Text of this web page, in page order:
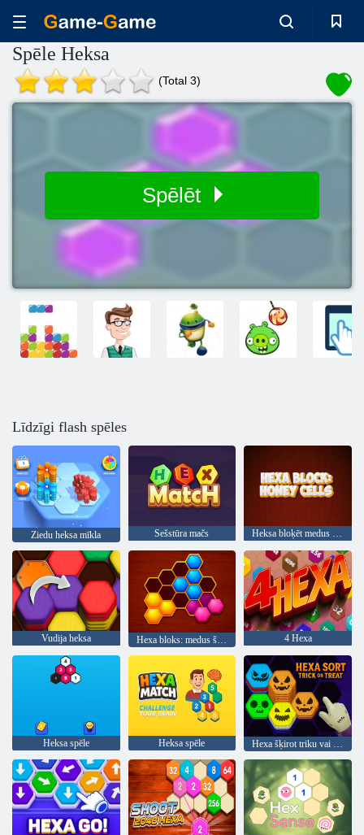
Spēle Heksa
(Total 3)
Spēlēt
Līdzīgi flash spēles
Ziedu heksa mīkla Sešstūra mačs Heksa bloķēt medus šūnas
Vudija heksa Hexa bloks: medus šūnas 4 Hexa
Heksa spēle Heksa spēle Hexa šķirot triku vai ārstēt